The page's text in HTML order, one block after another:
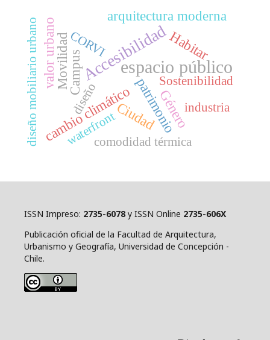
espacio público
Accesibilidad
Campus
Movilidad
cambio climáticoCiudad
patrimonio
Género
Habitar
arquitectura moderna
valor urbano
diseño mobiliario urbano comodidad térmica
CORVI
Sostenibilidad
diseño
waterfront
industria
ISSN Impreso: 2735-6078 y ISSN Online 2735-606X
Publicación oficial de la Facultad de Arquitectura,
Urbanismo y Geografía, Universidad de Concepción -
Chile.